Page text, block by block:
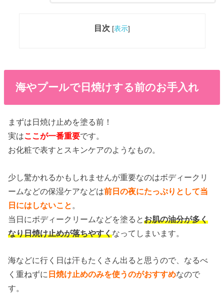
目次 [表示]
海やプールで日焼けする前のお手入れ
まずは日焼け止めを塗る前！
実はここが一番重要です。
お化粧で表すとスキンケアのようなもの。
少し驚かれるかもしれませんが重要なのはボディークリ
ームなどの保湿ケアなどは前日の夜にたっぷりとして当
日にはしないこと 。
当日にボディークリームなどを塗るとお肌の油分が多く
なり日焼け止めが落ちやすくなってしまいます。
海などに行く日は汗もたくさん出ると思うので、なるべ
く重ねずに 日焼け止めのみを使うのがおすすめなので
す。